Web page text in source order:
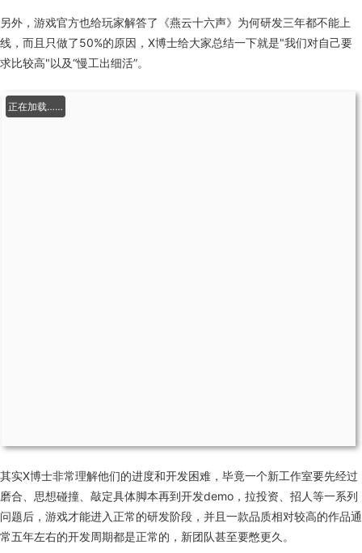
另外，游戏官方也给玩家解答了《燕云十六声》为何研发三年都不能上
线，而且只做了50%的原因，X博士给大家总结一下就是"我们对自己要
求比较高"以及“慢工出细活”。
其实X博士非常理解他们的进度和开发困难，毕竟一个新工作室要先经过
磨合、思想碰撞、敲定具体脚本再到开发demo，拉投资、招人等一系列
问题后，游戏才能进入正常的研发阶段，并且一款品质相对较高的作品通
常五年左右的开发周期都是正常的，新团队甚至要憋更久。